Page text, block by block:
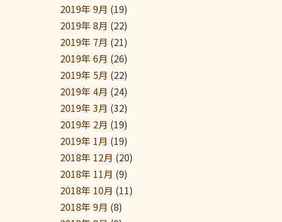
2019年 9月 (19)
2019年 8月 (22)
2019年 7月 (21)
2019年 6月 (26)
2019年 5月 (22)
2019年 4月 (24)
2019年 3月 (32)
2019年 2月 (19)
2019年 1月 (19)
2018年 12月 (20)
2018年 11月 (9)
2018年 10月 (11)
2018年 9月 (8)